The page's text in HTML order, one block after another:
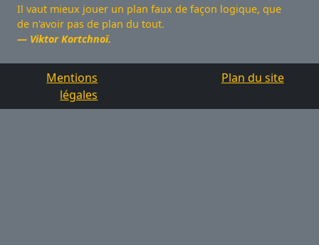
Il vaut mieux jouer un plan faux de façon logique, que
de n'avoir pas de plan du tout.
Viktor Kortchnoï.
Mentions
légales
Plan du site